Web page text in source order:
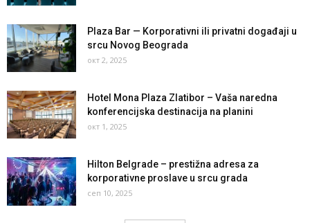
Plaza Bar — Korporativni ili privatni događaji u
srcu Novog Beograda
окт 2, 2025
Hotel Mona Plaza Zlatibor – Vaša naredna
konferencijska destinacija na planini
окт 1, 2025
Hilton Belgrade – prestižna adresa za
korporativne proslave u srcu grada
сеп 10, 2025